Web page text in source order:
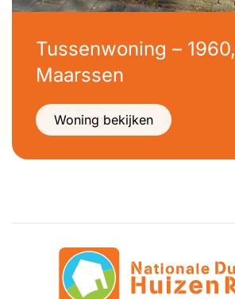
Tussenwoning – 1960,
Maarssen
Woning bekijken